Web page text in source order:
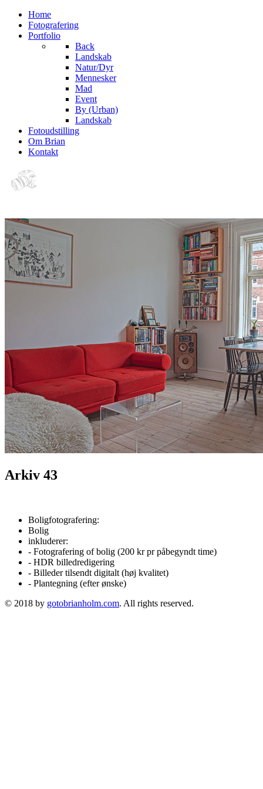
Home
Fotografering
Portfolio
Back
Landskab
Natur/Dyr
Mennesker
Mad
Event
By (Urban)
Landskab
Fotoudstilling
Om Brian
Kontakt
Arkiv 43
Boligfotografering:
Bolig
inkluderer:
- Fotografering of bolig (200 kr pr påbegyndt time)
- HDR billedredigering
- Billeder tilsendt digitalt (høj kvalitet)
- Plantegning (efter ønske)
© 2018 by gotobrianholm.com. All rights reserved.